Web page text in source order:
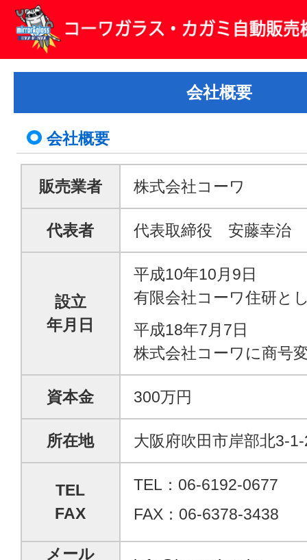
会社概要
会社概要
販売業者 株式会社コーワ
代表者 代表取締役 安藤幸治
設立
年月日
平成10年10月9日
有限会社コーワ住研と
平成18年7月7日
株式会社コーワに商号
資本金 300万円
所在地 大阪府吹田市岸部北3-
TEL
FAX
TEL：06-6192-0677
FAX：06-6378-3438
メール